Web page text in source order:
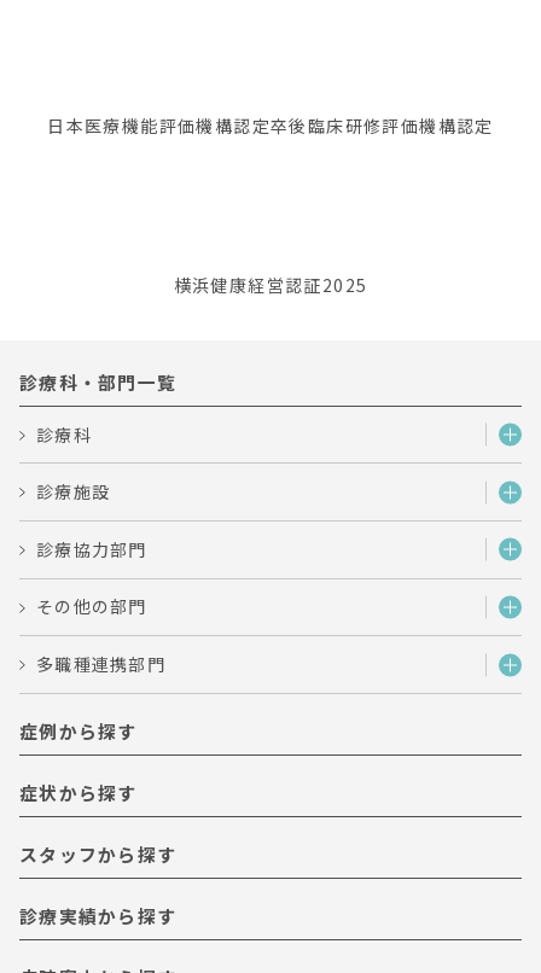
日本医療機能評価機構認定卒後臨床研修評価機構認定
横浜健康経営認証2025
診療科・部門一覧
診療科
診療施設
診療協力部門
その他の部門
多職種連携部門
症例から探す
症状から探す
スタッフから探す
診療実績から探す